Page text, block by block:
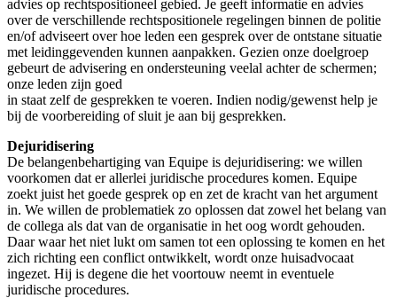
advies op rechtspositioneel gebied. Je geeft informatie en advies
over de verschillende rechtspositionele regelingen binnen de politie
en/of adviseert over hoe leden een gesprek over de ontstane situatie
met leidinggevenden kunnen aanpakken. Gezien onze doelgroep
gebeurt de advisering en ondersteuning veelal achter de schermen;
onze leden zijn goed
in staat zelf de gesprekken te voeren. Indien nodig/gewenst help je
bij de voorbereiding of sluit je aan bij gesprekken.
Dejuridisering
De belangenbehartiging van Equipe is dejuridisering: we willen
voorkomen dat er allerlei juridische procedures komen. Equipe
zoekt juist het goede gesprek op en zet de kracht van het argument
in. We willen de problematiek zo oplossen dat zowel het belang van
de collega als dat van de organisatie in het oog wordt gehouden.
Daar waar het niet lukt om samen tot een oplossing te komen en het
zich richting een conflict ontwikkelt, wordt onze huisadvocaat
ingezet. Hij is degene die het voortouw neemt in eventuele
juridische procedures.